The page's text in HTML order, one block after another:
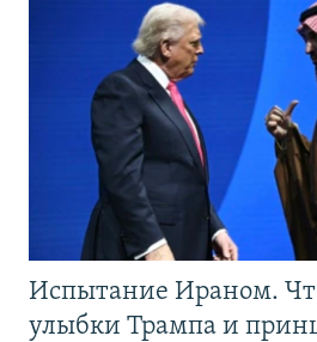
Испытание Ираном.
улыбки Трампа и